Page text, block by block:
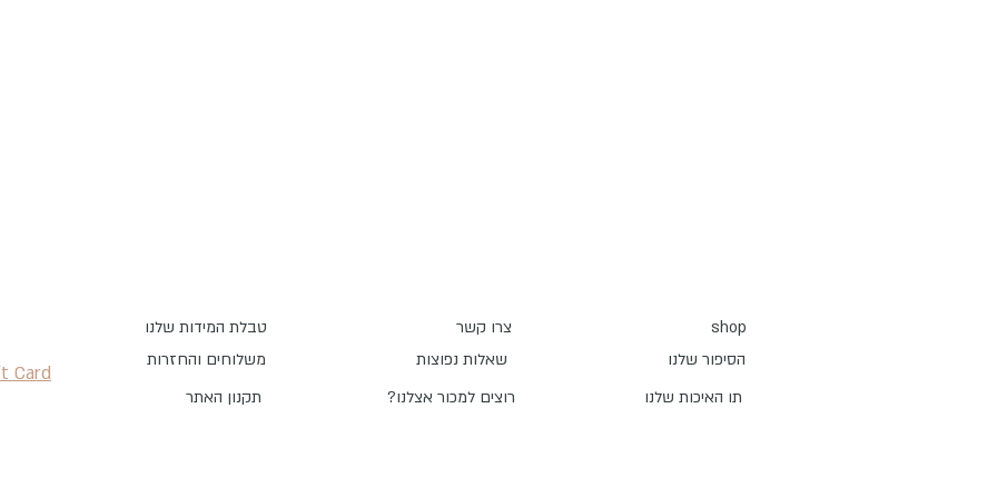
Card
משלוחים והחזרות
טבלת המידות שלנו
תקנון האתר
צרו קשר
שאלות נפוצות
?רוצים למכור אצלנו
shop
הסיפור שלנו
תו האיכות שלנו